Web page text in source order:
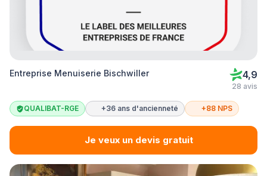
Entreprise Menuiserie Bischwiller 4,9
28 avis
QUALIBAT-RGE +36 ans d'ancienneté +88 NPS
Je veux un devis gratuit